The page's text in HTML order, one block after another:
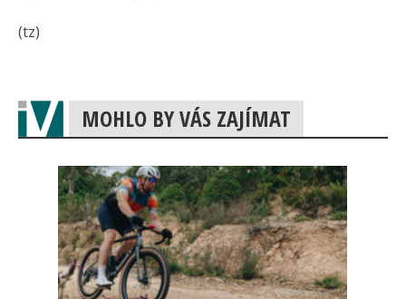
(tz)
MOHLO BY VÁS ZAJÍMAT